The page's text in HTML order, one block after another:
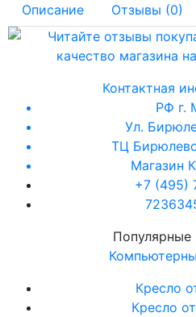
Описание Отзывы (0)
Контактная
РФ г.
Ул.
ТЦ
Магазин
+7 (495)
Популярные
Кресло
Кресло